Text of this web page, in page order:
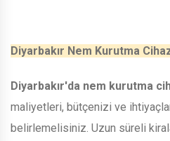
Diyarbakır Nem Kurutma
Diyarbakır'da nem kurutma
maliyetleri, bütçenizi ve
belirlemelisiniz. Uzun süreli